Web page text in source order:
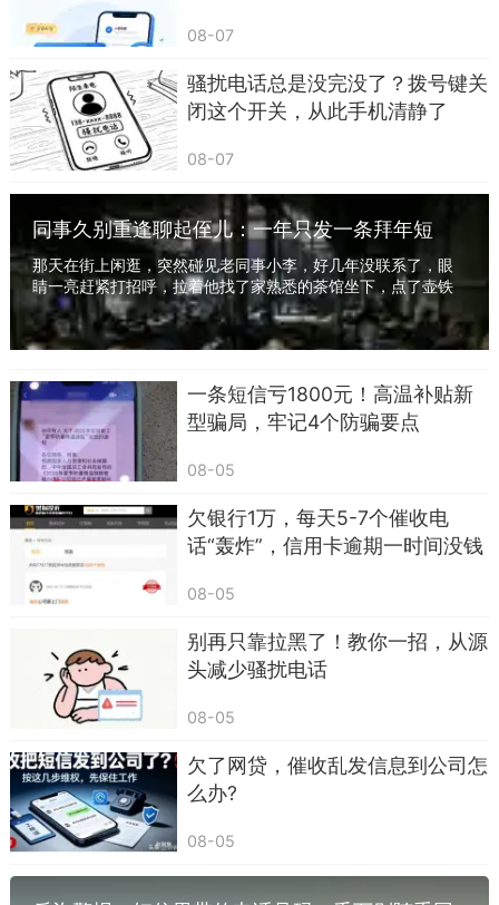
第二类，任何索要验证码的短信，这是必须守
住的核心红线。我再强调一遍：所有正规机构，绝
对不会通过短信、电话向你索要验证码。很多人没
搞懂，验证码根本不是一串普通数字，它是你银行
卡、支付账户的最后一道安全锁，是你账户的钥
匙，你把验证码给了别人，就等于把家门钥匙、保
险柜密码双手送给了骗子。
哪怕对方能说出你的身份证号、家庭住址，只
要他跟你要验证码，全是骗局，短信直接删除，一
个字都别回，更不能把验证码告诉任何人。
信，这类短信专门抓咱们 “怕出事” 的心理，尤其是
中老年朋友，一看到和案件、通缉、征信相关的内
容，立马就慌了神，一慌就容易失去理智。典型话
术无非是：“您涉嫌洗钱 / 电信诈骗案件，已被立
08-07
骚扰电话总是没完没了？拨号键关
闭这个开关，从此手机清静了
08-07
同事久别重逢聊起侄儿：一年只发一条拜年短
信，一切向钱看教育得好，亲情淡了，老了只能
靠自己
那天在街上闲逛，突然碰见老同事小李，好几年没联系了，眼
睛一亮赶紧打招呼，拉着他找了家熟悉的茶馆坐下，点了壶铁
观音，边喝边聊起来，先说说各自工作近况，他...
一条短信亏1800元！高温补贴新
型骗局，牢记4个防骗要点
08-05
欠银行1万，每天5-7个催收电
话“轰炸”，信用卡逾期一时间没钱
08-05
别再只靠拉黑了！教你一招，从源
头减少骚扰电话
08-05
欠了网贷，催收乱发信息到公司怎
么办?
08-05